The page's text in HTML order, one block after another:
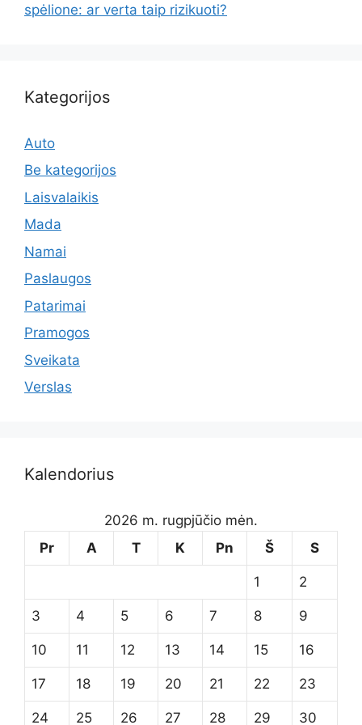
spėlione: ar verta taip rizikuoti?
Kategorijos
Auto
Be kategorijos
Laisvalaikis
Mada
Namai
Paslaugos
Patarimai
Pramogos
Sveikata
Verslas
Kalendorius
2026 m. rugpjūčio mėn.
Pr
A T K Pn Š S
1 2
3 4 5 6 7 8 9
10 11 12 13 14 15 16
17 18 19 20 21 22 23
24 25 26 27 28 29 30